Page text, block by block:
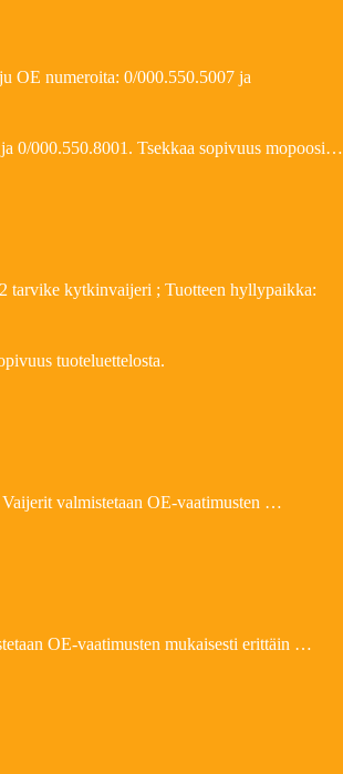
OE numeroita: 0/000.550.5007 ja
0/000.550.8001. Tsekkaa sopivuus mopoosi…
tarvike kytkinvaijeri ; Tuotteen hyllypaikka:
tuoteluettelosta.
valmistetaan OE-vaatimusten …
OE-vaatimusten mukaisesti erittäin …